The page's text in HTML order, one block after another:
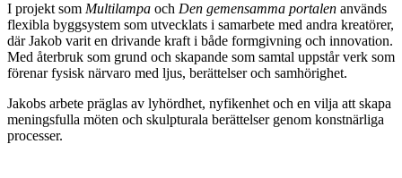
I projekt som Multilampa och Den gemensamma portalen används
flexibla byggsystem som utvecklats i samarbete med andra kreatörer,
där Jakob varit en drivande kraft i både formgivning och innovation.
Med återbruk som grund och skapande som samtal uppstår verk som
förenar fysisk närvaro med ljus, berättelser och samhörighet.
Jakobs arbete präglas av lyhördhet, nyfikenhet och en vilja att skapa
meningsfulla möten och skulpturala berättelser genom konstnärliga
processer.